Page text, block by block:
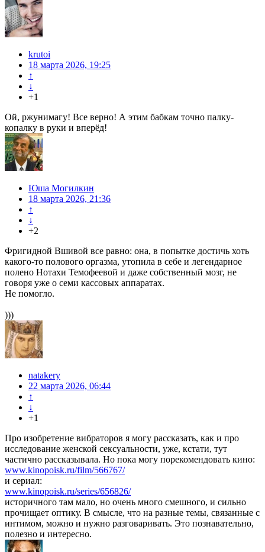
krutoi
18 марта 2026, 19:25
↑
↓
+1
Ой, ржунимагу! Все верно! А этим бабкам точно палку-
копалку в руки и вперёд!
Юша Могилкин
18 марта 2026, 21:36
↑
↓
+2
Фригидной Вшивой все равно: она, в попытке достичь хоть
какого-то полового оргазма, утопила в себе и легендарное
полено Нотахи Темофеевой и даже собственный мозг, не
говоря уже о семи кассовых аппаратах.
Не помогло.
)))
natakery
22 марта 2026, 06:44
↑
↓
+1
Про изобретение вибраторов я могу рассказать, как и про
исследование женской сексуальности, уже, кстати, тут
частично рассказывала. Но пока могу порекомендовать кино:
www.kinopoisk.ru/film/566767/
и сериал:
www.kinopoisk.ru/series/656826/
историчного там мало, но очень много смешного, и сильно
прочищает оптику. В смысле, что на разные темы, связанные с
интимом, можно и нужно разговаривать. Это познавательно,
полезно и интересно.